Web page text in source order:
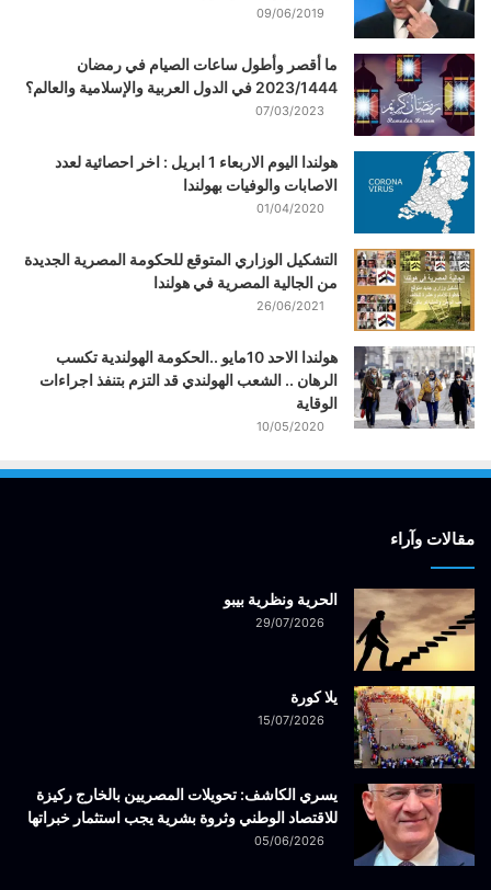
09/06/2019
ما أقصر وأطول ساعات الصيام في رمضان
2023/1444 في الدول العربية والإسلامية والعالم؟
07/03/2023
هولندا اليوم الاربعاء 1 ابريل : اخر احصائية لعدد
الاصابات والوفيات بهولندا
01/04/2020
التشكيل الوزاري المتوقع للحكومة المصرية الجديدة
من الجالية المصرية في هولندا
26/06/2021
هولندا الاحد 10مايو ..الحكومة الهولندية تكسب
الرهان .. الشعب الهولندي قد التزم بتنفذ اجراءات
الوقاية
10/05/2020
مقالات وآراء
الحرية ونظرية بيبو
29/07/2026
يلا كورة
15/07/2026
يسري الكاشف: تحويلات المصريين بالخارج ركيزة
للاقتصاد الوطني وثروة بشرية يجب استثمار خبراتها
05/06/2026